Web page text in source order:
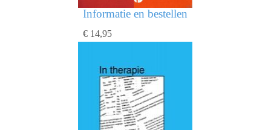
Informatie en bestellen
€ 14,95